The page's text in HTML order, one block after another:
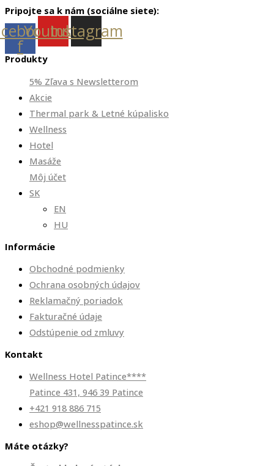
Pripojte sa k nám (sociálne siete):
f
Youtube
Instagram
Produkty
5% Zľava s Newsletterom
Akcie
Thermal park & Letné kúpalisko
Wellness
Hotel
Masáže
Môj účet
SK
EN
HU
Informácie
Obchodné podmienky
Ochrana osobných údajov
Reklamačný poriadok
Fakturačné údaje
Odstúpenie od zmluvy
Kontakt
Wellness Hotel Patince****
Patince 431, 946 39 Patince
+421 918 886 715
eshop@wellnesspatince.sk
Máte otázky?